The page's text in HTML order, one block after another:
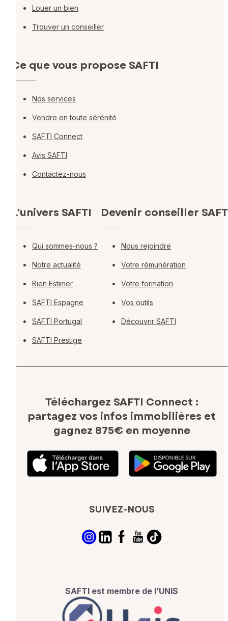
Louer un bien
Trouver un conseiller
Ce que vous propose SAFTI
Nos services
Vendre en toute sérénité
SAFTI Connect
Avis SAFTI
Contactez-nous
L'univers SAFTI
Qui sommes-nous ?
Notre actualité
Bien Estimer
SAFTI Espagne
SAFTI Portugal
SAFTI Prestige
Devenir conseiller
Nous rejoindre
Votre rémunération
Votre formation
Vos outils
Découvrir SAFTI
Téléchargez SAFTI Connect :
partagez vos infos immobilières et
gagnez 875€ en moyenne
SUIVEZ-NOUS
SAFTI est membre de l’UNIS